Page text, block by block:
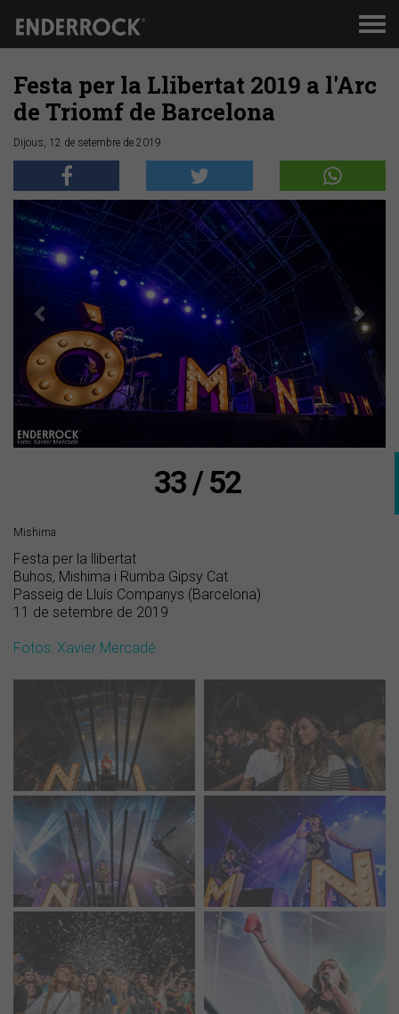
Festa per la Llibertat 2019 a l'Arc
de Triomf de Barcelona
Dijous, 12 de setembre de 2019
Anterior
33 / 52
Mishima
Festa per la llibertat
Buhos, Mishima i Rumba Gipsy Cat
Passeig de Lluís Companys (Barcelona)
11 de setembre de 2019
Fotos: Xavier Mercadé